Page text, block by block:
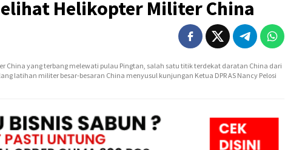
Helikopter Militer China
China yang terbang melewati pulau Pingtan, salah satu titik terdekat daratan China dari
latihan militer besar-besaran China menyusul kunjungan Ketua DPR AS Nancy Pelosi